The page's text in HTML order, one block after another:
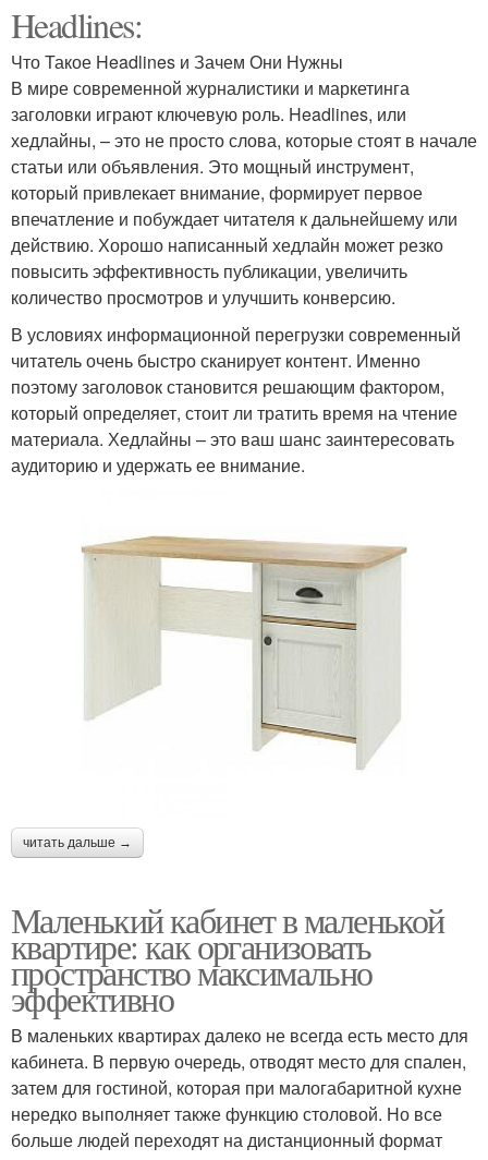
Headlines:
Что Такое Headlines и Зачем Они Нужны
В мире современной журналистики и маркетинга
заголовки играют ключевую роль. Headlines, или
хедлайны, – это не просто слова, которые стоят в начале
статьи или объявления. Это мощный инструмент,
который привлекает внимание, формирует первое
впечатление и побуждает читателя к дальнейшему или
действию. Хорошо написанный хедлайн может резко
повысить эффективность публикации, увеличить
количество просмотров и улучшить конверсию.
В условиях информационной перегрузки современный
читатель очень быстро сканирует контент. Именно
поэтому заголовок становится решающим фактором,
который определяет, стоит ли тратить время на чтение
материала. Хедлайны – это ваш шанс заинтересовать
аудиторию и удержать ее внимание.
читать дальше →
Маленький кабинет в маленькой
квартире: как организовать
пространство максимально
эффективно
В маленьких квартирах далеко не всегда есть место для
кабинета. В первую очередь, отводят место для спален,
затем для гостиной, которая при малогабаритной кухне
нередко выполняет также функцию столовой. Но все
больше людей переходят на дистанционный формат